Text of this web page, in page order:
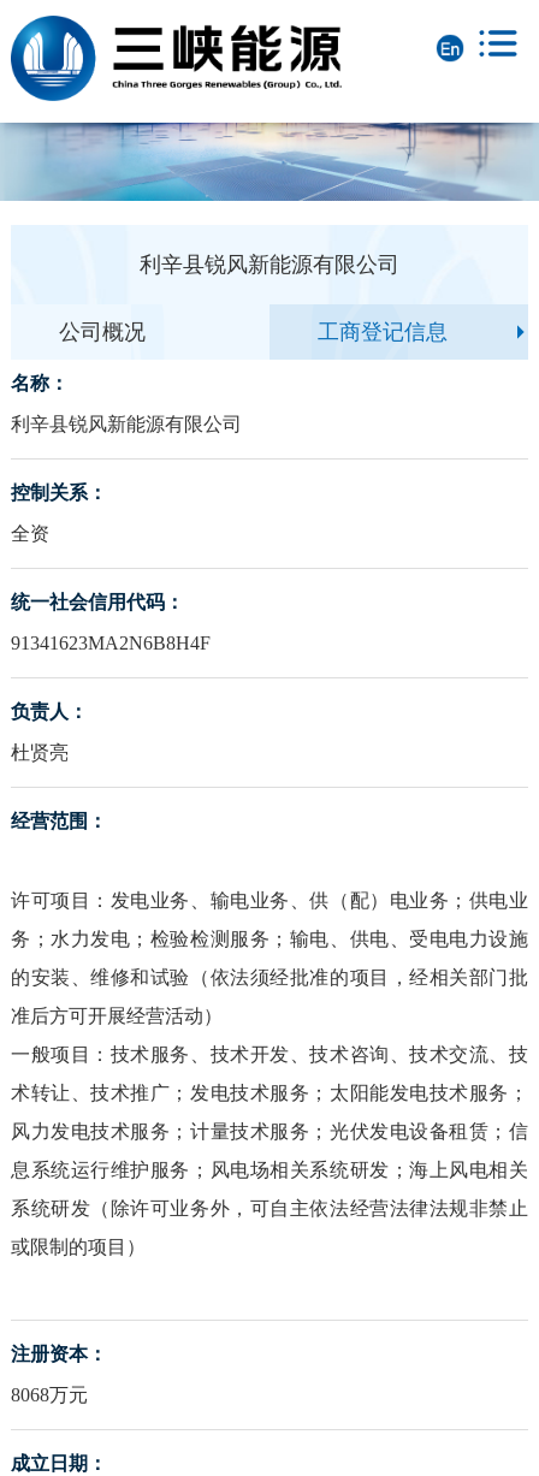
利辛县锐风新能源有限公司
公司概况 工商登记信息
名称：
利辛县锐风新能源有限公司
控制关系：
全资
统一社会信用代码：
91341623MA2N6B8H4F
负责人：
杜贤亮
经营范围：
许可项目：发电业务、输电业务、供（配）电业务；供电业
务；水力发电；检验检测服务；输电、供电、受电电力设施
的安装、维修和试验（依法须经批准的项目，经相关部门批
准后方可开展经营活动）
一般项目：技术服务、技术开发、技术咨询、技术交流、技
术转让、技术推广；发电技术服务；太阳能发电技术服务；
风力发电技术服务；计量技术服务；光伏发电设备租赁；信
息系统运行维护服务；风电场相关系统研发；海上风电相关
系统研发（除许可业务外，可自主依法经营法律法规非禁止
或限制的项目）
注册资本：
8068万元
成立日期：